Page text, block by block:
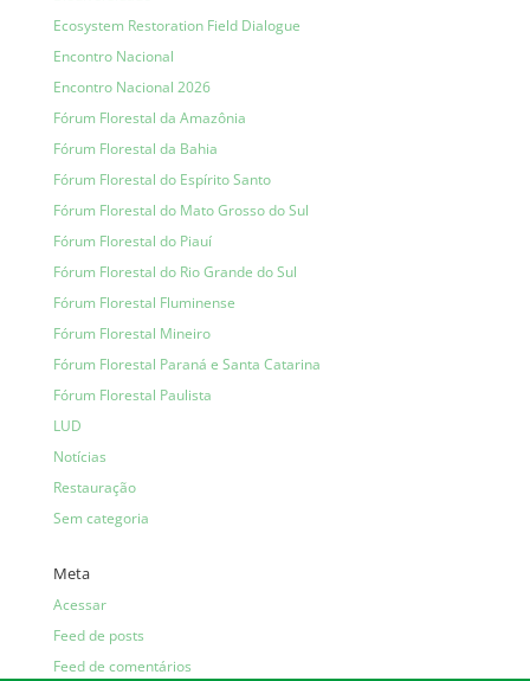
Ecosystem Restoration Field Dialogue
Encontro Nacional
Encontro Nacional 2026
Fórum Florestal da Amazônia
Fórum Florestal da Bahia
Fórum Florestal do Espírito Santo
Fórum Florestal do Mato Grosso do Sul
Fórum Florestal do Piauí
Fórum Florestal do Rio Grande do Sul
Fórum Florestal Fluminense
Fórum Florestal Mineiro
Fórum Florestal Paraná e Santa Catarina
Fórum Florestal Paulista
LUD
Notícias
Restauração
Sem categoria
Meta
Acessar
Feed de posts
Feed de comentários